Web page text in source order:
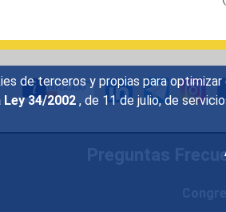
de terceros y propias para
34/2002 , de 11 de julio, de
Preguntas